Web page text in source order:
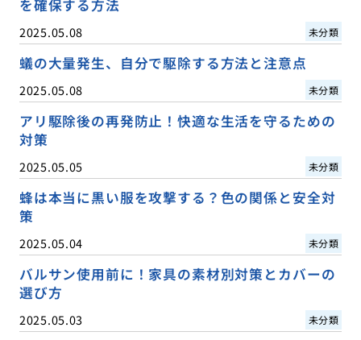
を確保する方法
2025.05.08 未分類
蟻の大量発生、自分で駆除する方法と注意点
2025.05.08 未分類
アリ駆除後の再発防止！快適な生活を守るための
対策
2025.05.05 未分類
蜂は本当に黒い服を攻撃する？色の関係と安全対
策
2025.05.04 未分類
バルサン使用前に！家具の素材別対策とカバーの
選び方
2025.05.03 未分類